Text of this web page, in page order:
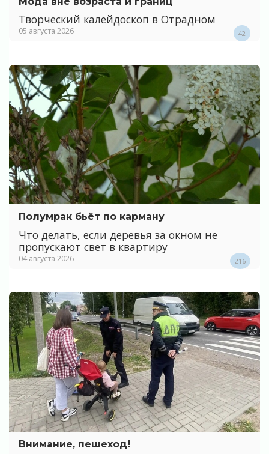
Творческий калейдоскоп в Отрадном
05 августа 2026 42
Полумрак бьёт по карману
Что делать, если деревья за окном не
пропускают свет в квартиру
04 августа 2026 216
Внимание, пешеход!